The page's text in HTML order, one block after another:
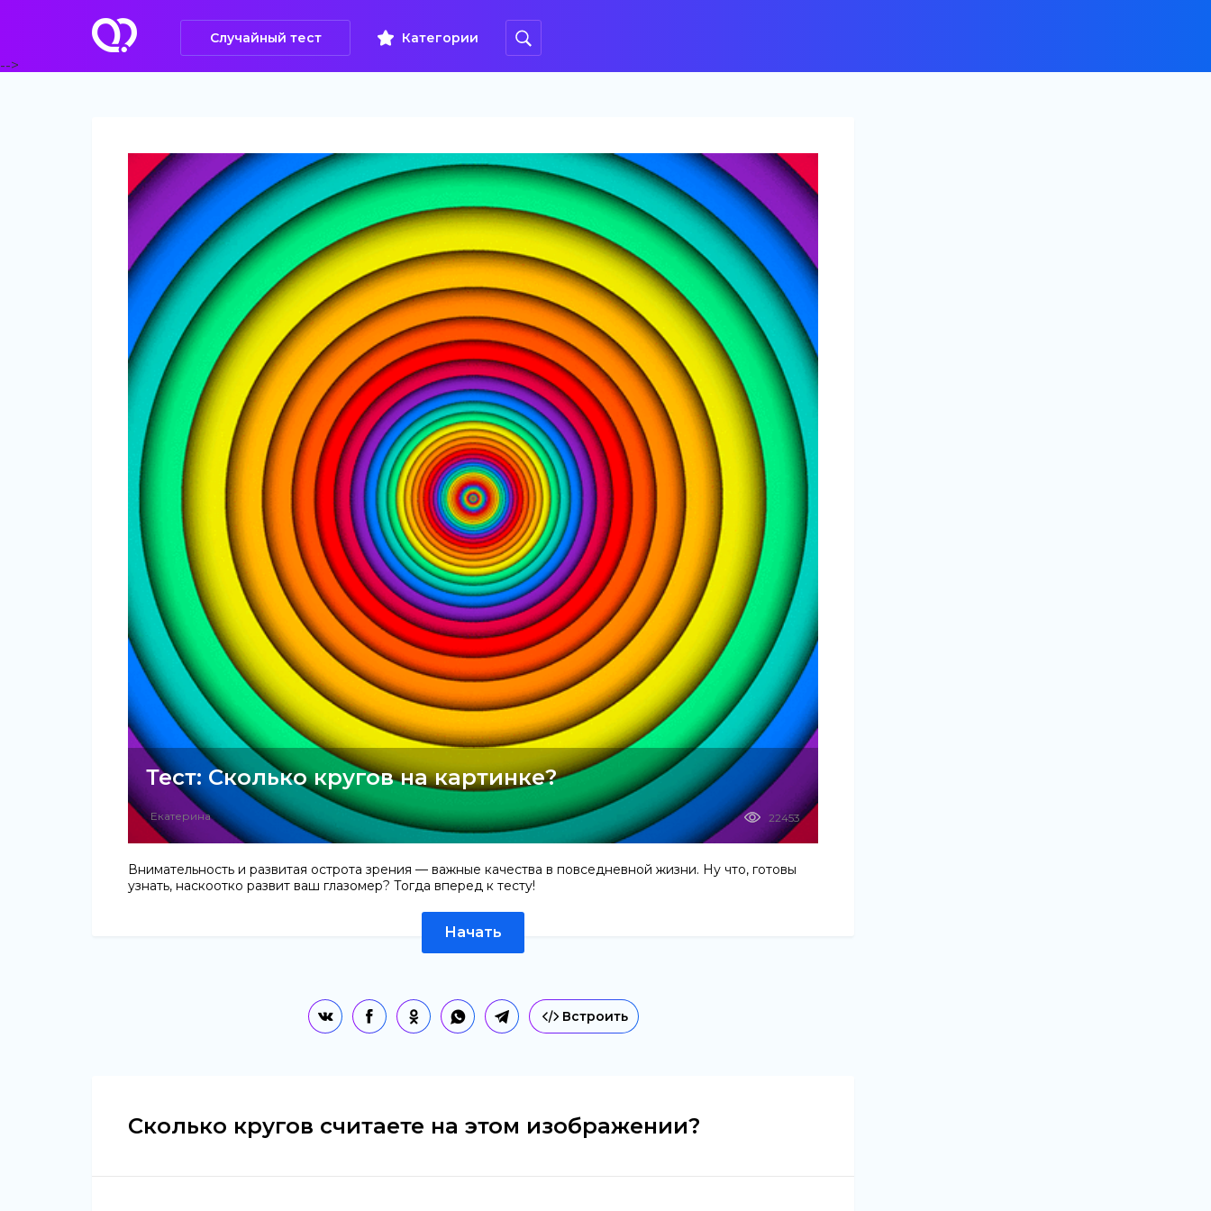
Случайный тест Категории
-->
Тест: Сколько кругов на картинке?
Екатерина 22453
Внимательность и развитая острота зрения — важные качества в повседневной жизни. Ну что, готовы
узнать, наскоотко развит ваш глазомер? Тогда вперед к тесту!
Начать
Встроить
Сколько кругов считаете на этом изображении?